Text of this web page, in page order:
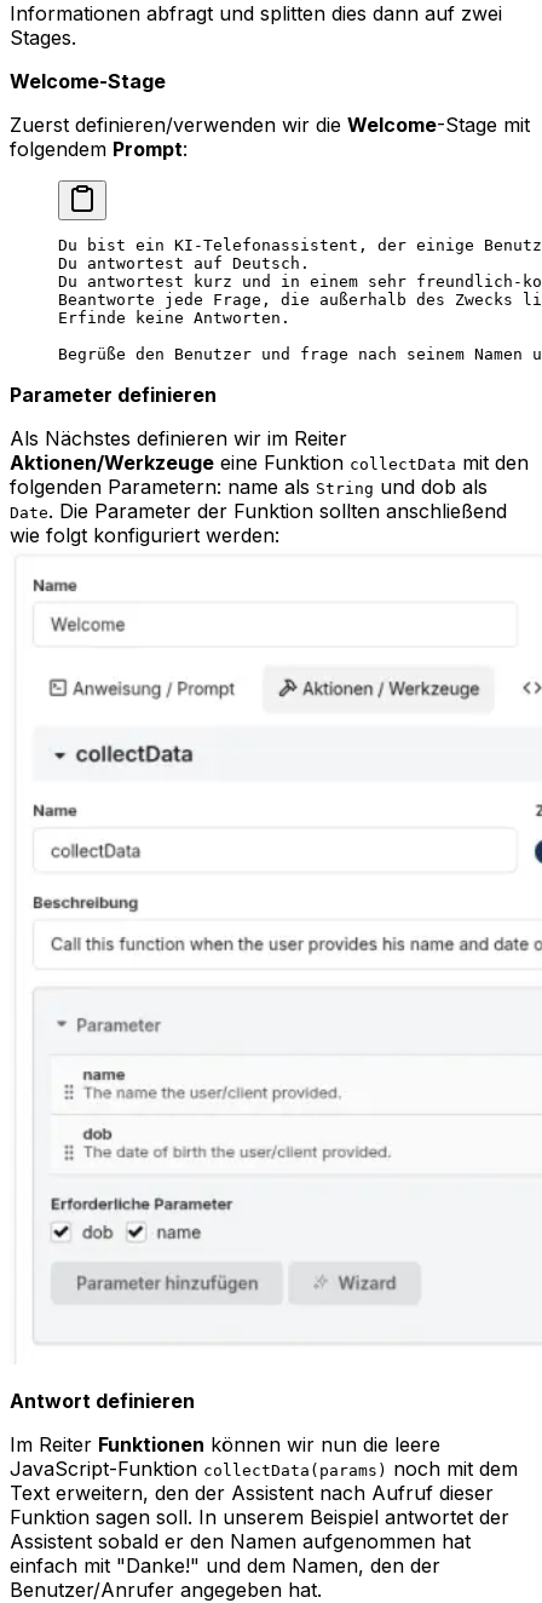
Informationen abfragt und splitten dies dann auf zwei
Stages.
Welcome-Stage
Zuerst definieren/verwenden wir die Welcome-Stage mit
folgendem Prompt:
Du bist ein KI-Telefonassistent, der einige
Du antwortest auf Deutsch.
Du antwortest kurz und in einem sehr freundlich-
Beantworte jede Frage, die außerhalb des Zwecks
Erfinde keine Antworten.
Begrüße den Benutzer und frage nach seinem
Parameter definieren
Als Nächstes definieren wir im Reiter
Aktionen/Werkzeuge eine Funktion collectData mit den
folgenden Parametern: name als String und dob als
Date. Die Parameter der Funktion sollten anschließend
wie folgt konfiguriert werden:
Antwort definieren
Im Reiter Funktionen können wir nun die leere
JavaScript-Funktion collectData(params) noch mit dem
Text erweitern, den der Assistent nach Aufruf dieser
Funktion sagen soll. In unserem Beispiel antwortet der
Assistent sobald er den Namen aufgenommen hat
einfach mit "Danke!" und dem Namen, den der
Benutzer/Anrufer angegeben hat.